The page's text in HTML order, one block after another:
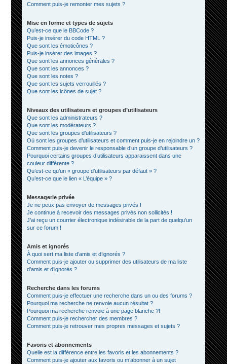
Comment puis-je remonter mes sujets ?
Mise en forme et types de sujets
Qu’est-ce que le BBCode ?
Puis-je insérer du code HTML ?
Que sont les émoticônes ?
Puis-je insérer des images ?
Que sont les annonces générales ?
Que sont les annonces ?
Que sont les notes ?
Que sont les sujets verrouillés ?
Que sont les icônes de sujet ?
Niveaux des utilisateurs et groupes d’utilisateurs
Que sont les administrateurs ?
Que sont les modérateurs ?
Que sont les groupes d’utilisateurs ?
Où sont les groupes d’utilisateurs et comment puis-je en rejoindre un ?
Comment puis-je devenir le responsable d’un groupe d’utilisateurs ?
Pourquoi certains groupes d’utilisateurs apparaissent dans une
couleur différente ?
Qu’est-ce qu’un « groupe d’utilisateurs par défaut » ?
Qu’est-ce que le lien « L’équipe » ?
Messagerie privée
Je ne peux pas envoyer de messages privés !
Je continue à recevoir des messages privés non sollicités !
J’ai reçu un courrier électronique indésirable de la part de quelqu’un
sur ce forum !
Amis et ignorés
À quoi sert ma liste d’amis et d’ignorés ?
Comment puis-je ajouter ou supprimer des utilisateurs de ma liste
d’amis et d’ignorés ?
Recherche dans les forums
Comment puis-je effectuer une recherche dans un ou des forums ?
Pourquoi ma recherche ne renvoie aucun résultat ?
Pourquoi ma recherche renvoie à une page blanche ?!
Comment puis-je rechercher des membres ?
Comment puis-je retrouver mes propres messages et sujets ?
Favoris et abonnements
Quelle est la différence entre les favoris et les abonnements ?
Comment puis-je ajouter aux favoris ou m’abonner à un sujet